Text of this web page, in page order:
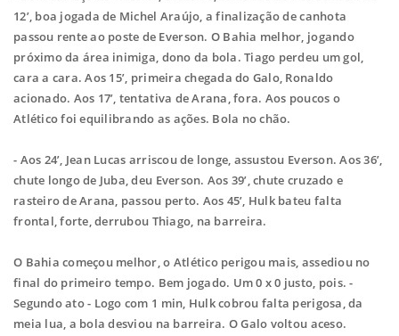
12’, boa jogada de Michel Araújo, a finalização de canhota
passou rente ao poste de Everson. O Bahia melhor, jogando
próximo da área inimiga, dono da bola. Tiago perdeu um gol,
cara a cara. Aos 15’, primeira chegada do Galo, Ronaldo
acionado. Aos 17’, tentativa deArana, fora. Aos poucos o
Atlético foi equilibrando as ações. Bola no chão.
- Aos 24’, Jean Lucas arriscou de longe, assustou Everson. Aos 36’,
chute longo de Juba, deu Everson. Aos 39’, chute cruzado e
rasteiro de Arana, passou perto. Aos 45’, Hulk bateu falta
frontal, forte, derrubou Thiago, na barreira.
O Bahia começou melhor, o Atlético perigou mais, assediou no
final do primeiro tempo. Bem jogado. Um 0 x 0 justo, pois.-
Segundo ato - Logo com 1 min, Hulk cobrou falta perigosa, da
meia lua, a boladesviou na barreira. O Galo voltou aceso.